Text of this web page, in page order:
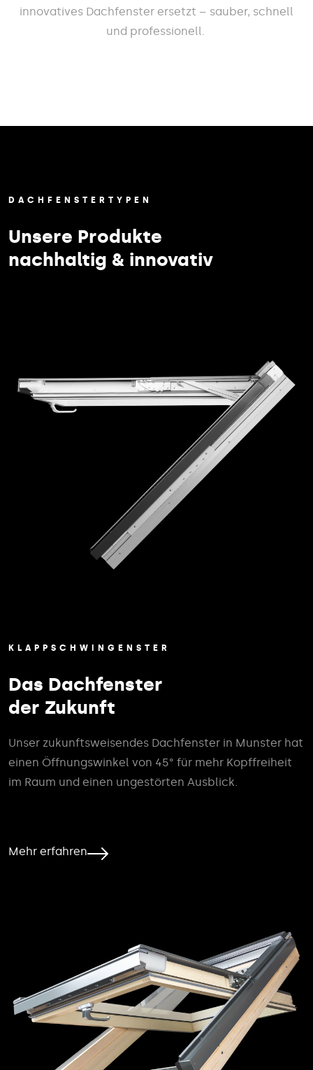
innovatives Dachfenster ersetzt – sauber, schnell
und professionell.
DACHFENSTERTYPEN
Unsere Produkte
nachhaltig & innovativ
KLAPPSCHWINGENSTER
Das Dachfenster
der Zukunft
Unser zukunftsweisendes Dachfenster in Munster hat
einen Öffnungswinkel von 45° für mehr Kopffreiheit
im Raum und einen ungestörten Ausblick.
Mehr erfahren